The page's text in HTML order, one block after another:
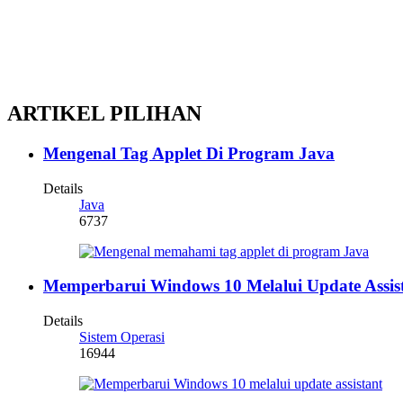
ARTIKEL PILIHAN
Mengenal Tag Applet Di Program Java
Details
Java
6737
Memperbarui Windows 10 Melalui Update
Details
Sistem Operasi
16944